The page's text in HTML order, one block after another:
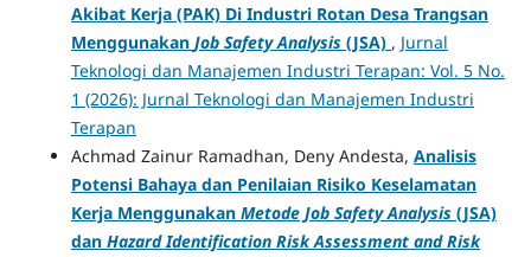
Akibat Kerja (PAK) Di Industri Rotan Desa Trangsan
Menggunakan Job Safety Analysis (JSA) , Jurnal
Teknologi dan Manajemen Industri Terapan: Vol. 5 No.
1 (2026): Jurnal Teknologi dan Manajemen Industri
Terapan
Achmad Zainur Ramadhan, Deny Andesta, Analisis
Potensi Bahaya dan Penilaian Risiko Keselamatan
Kerja Menggunakan Metode Job Safety Analysis (JSA)
dan Hazard Identification Risk Assessment and Risk